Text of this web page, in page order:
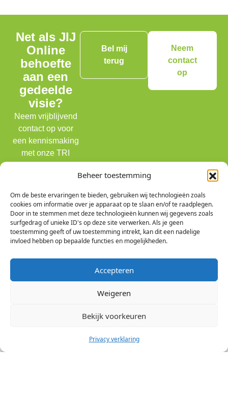
Beheer toestemming
Om de beste ervaringen te bieden, gebruiken wij technologieën zoals
cookies om informatie over je apparaat op te slaan en/of te raadplegen.
Door in te stemmen met deze technologieën kunnen wij gegevens zoals
surfgedrag of unieke ID's op deze site verwerken. Als je geen
toestemming geeft of uw toestemming intrekt, kan dit een nadelige
invloed hebben op bepaalde functies en mogelijkheden.
Accepteren
Weigeren
Bekijk voorkeuren
Privacy verklaring
Net als JIJ
Online
behoefte
aan een
gedeelde
visie?
Neem vrijblijvend
contact op voor
een kennismaking
met onze TRI
Bel mij
terug
Neem
contact
op
om efficiënter resultaten te behalen door
duurzame samenwerking te creëren. Hierbij ligt de
focus op gedrag en voorwaarden voor presteren.
Team Role Indexator B.V.
Groenekanseweg 70